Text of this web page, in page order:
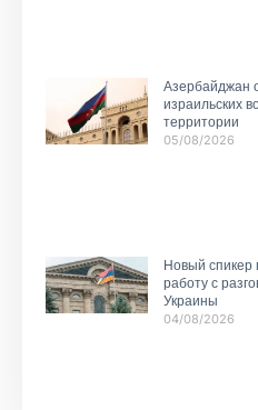
Азербайджан
израильских
территории
05/08/2026
Новый спикер
работу с
Украины
04/08/2026